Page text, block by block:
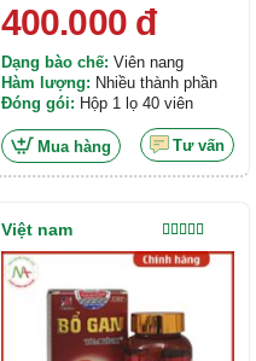
400.000đ
Dạng bào chế: Viên nang
Hàm lượng: Nhiều thành phần
Đóng gói: Hộp 1 lọ 40 viên
Mua hàng Tư vấn
Được xếp
hạng5.00
Việt nam